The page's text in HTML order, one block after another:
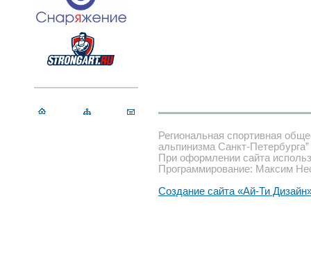
Региональная спортивная
альпинизма Санкт-Петербурга”
При оформлении сайта
Программирование: Максим
Создание сайта «Ай-Ти